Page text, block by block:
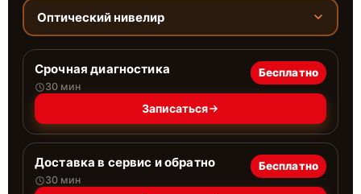
Оптический нивелир
Срочная диагностика
30 мин
Бесплатно
Записаться
Доставка в сервис и обратно
30 мин
Бесплатно